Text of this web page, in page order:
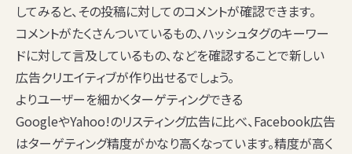
してみると、その投稿に対してのコメントが確認できます。
コメントがたくさんついているもの、ハッシュタグのキーワー
ドに対して言及しているもの、などを確認することで新しい
広告クリエイティブが作り出せるでしょう。
よりユーザーを細かくターゲティングできる
GoogleやYahoo!のリスティング広告に比べ、Facebook広告
はターゲティング精度がかなり高くなっています。精度が高く